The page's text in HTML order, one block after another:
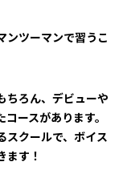
ンツーマンで習うこ
ちろん、デビューや
ースがあります。
スクールで、ボイス
ます！